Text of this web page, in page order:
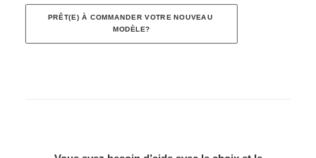
PRÊT(E) À COMMANDER VOTRE NOUVEAU
MODÈLE?